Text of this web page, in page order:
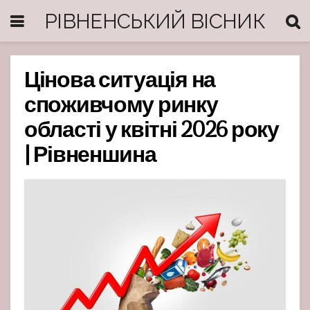
РІВНЕНСЬКИЙ ВІСНИК
Цінова ситуація на
споживчому ринку
області у квітні 2026 року
| Рівненшина